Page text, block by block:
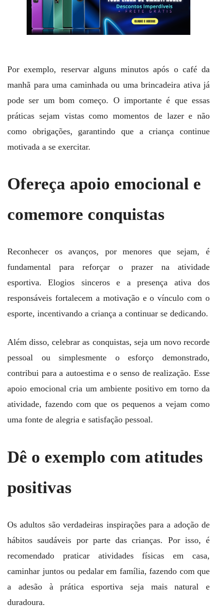
Por exemplo, reservar alguns minutos após o café da
manhã para uma caminhada ou uma brincadeira ativa já
pode ser um bom começo. O importante é que essas
práticas sejam vistas como momentos de lazer e não
como obrigações, garantindo que a criança continue
motivada a se exercitar.
Ofereça apoio emocional e
comemore conquistas
Reconhecer os avanços, por menores que sejam, é
fundamental para reforçar o prazer na atividade
esportiva. Elogios sinceros e a presença ativa dos
responsáveis fortalecem a motivação e o vínculo com o
esporte, incentivando a criança a continuar se dedicando.
Além disso, celebrar as conquistas, seja um novo recorde
pessoal ou simplesmente o esforço demonstrado,
contribui para a autoestima e o senso de realização. Esse
apoio emocional cria um ambiente positivo em torno da
atividade, fazendo com que os pequenos a vejam como
uma fonte de alegria e satisfação pessoal.
Dê o exemplo com atitudes
positivas
Os adultos são verdadeiras inspirações para a adoção de
hábitos saudáveis por parte das crianças. Por isso, é
recomendado praticar atividades físicas em casa,
caminhar juntos ou pedalar em família, fazendo com que
a adesão à prática esportiva seja mais natural e
duradoura.